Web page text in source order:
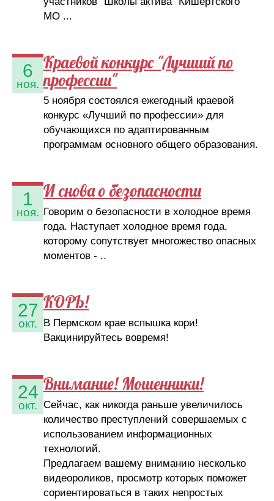
МО ...
6
ноя.
Краевой конкурс "Лучший по
профессии"
5 ноября состоялся ежегодный краевой
конкурс «Лучший по профессии» для
обучающихся по адаптированным
программам основного общего образования.
1
ноя.
И снова о безопасности
Говорим о безопасности в холодное время
года. Наступает холодное время года,
которому сопутствует многожество опасных
моментов - ..
27
окт.
КОРЬ!
В Пермском крае вспышка кори!
Вакцинируйтесь вовремя!
24
окт.
Внимание! Мошенники!
Сейчас, как никогда раньше увеличилось
количество преступлений совершаемых с
использованием информационных
технологий.
Предлагаем вашему вниманию несколько
видеороликов, просмотр которых поможет
сориентироваться в таких непростых